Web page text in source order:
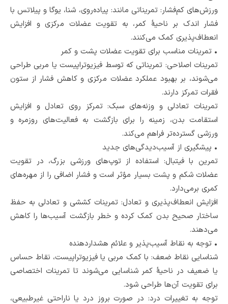
ورزش‌های کم‌فشار: تمریناتی مانند: پیاده‌روی، شنا، یوگا و پیلاتس با
فشار اندک بر ناحیۀ کمر، به تقویت عضلات مرکزی و افزایش
انعطاف‌پذیری کمک می‌کنند.
• تمرینات مناسب برای تقویت عضلات پشت و کمر
تمرینات اصلاحی: تمریناتی که توسط فیزیوتراپیست یا مربی طراحی
می‌شوند، بر بهبود عملکرد عضلات مرکزی و کاهش فشار از ستون
فقرات تمرکز دارند.
تمرینات تعادلی و وزنه‌های سبک: تمرکز روی تعادل و افزایش
استقامت بدن، زمینه را برای بازگشت به فعالیت‌های روزمره و
ورزشی گسترده‌تر فراهم می‌کند.
• پیشگیری از آسیب‌دیدگی‌های جدید
تمرین با فیتبال: استفاده از توپ‌های ورزشی بزرگ، در تقویت
عضلات شکم و پشت بسیار مؤثر است و فشار اضافی را از مهره‌های
کمری برمی‌دارد.
افزایش انعطاف‌پذیری و تعادل: تمرینات کششی و تعادلی به حفظ
ساختار صحیح بدن کمک کرده و خطر بازگشت آسیب‌ها را کاهش
می‌دهند.
• توجه به نقاط آسیب‌پذیر و علائم هشداردهنده
شناسایی نقاط ضعف: با کمک مربی یا فیزیوتراپیست، نقاط حساس
یا ضعیف در ناحیۀ کمر شناسایی می‌شوند تا تمرینات اختصاصی
برای تقویت آن‌ها طراحی شود.
توجه به تغییرات درد: در صورت بروز درد یا ناراحتی غیرطبیعی،